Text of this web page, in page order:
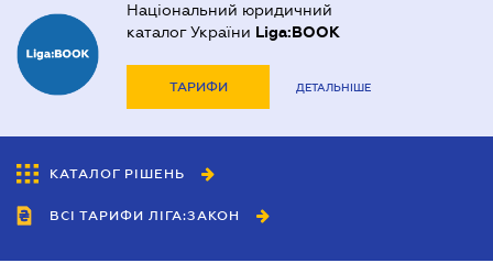
Національний юридичний
каталог України Liga:BOOK
ТАРИФИ ДЕТАЛЬНІШЕ
КАТАЛОГ РІШЕНЬ
ВСІ ТАРИФИ ЛІГА:ЗАКОН